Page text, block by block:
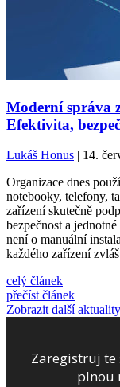
Moderní správa
Efektivita,
Lukáš Honus | 14.
Organizace dnes
notebooky, telefony,
zařízení skutečně
bezpečnost a
není o manuální
každého zařízení
celý článek
přečíst článek
Zobrazit další aktuality
Zaregistruj te
plnou